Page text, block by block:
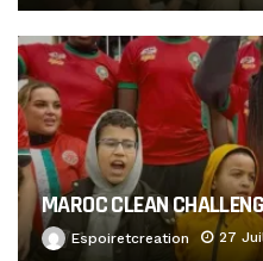
MAROC CLEAN
Espoiretcreation 27